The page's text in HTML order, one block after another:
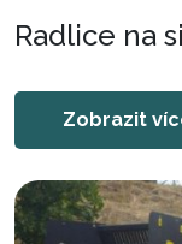
Radlice na
Zobrazit